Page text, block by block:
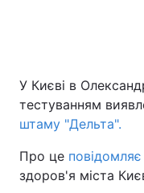
Головна
Економіка
У Києві в
тестуванням
штаму "Дельта".
Про це повідомляє
здоров'я міста